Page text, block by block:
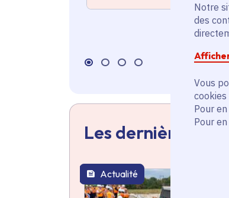
Notre
des
Vous
cookies
Pour
Pour
Les dernières
thématique active
Actualité